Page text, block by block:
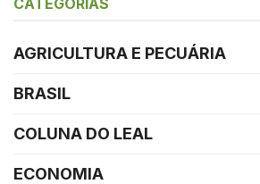
AGRICULTURA E PECUÁRIA
BRASIL
COLUNA DO LEAL
ECONOMIA